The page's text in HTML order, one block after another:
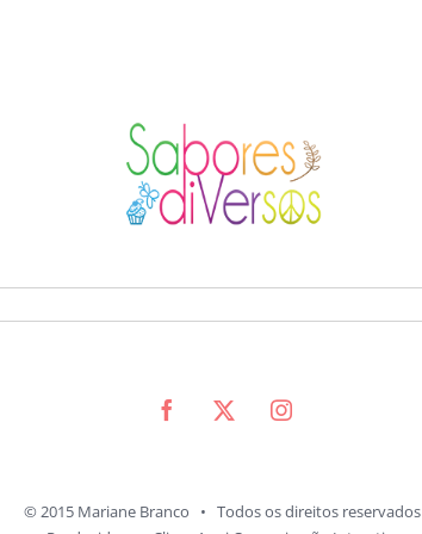
© 2015 Mariane Branco • Todos os direitos reservados